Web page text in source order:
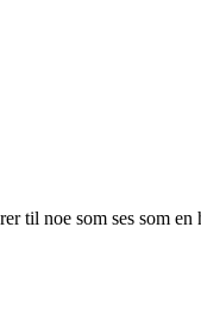
noe som ses som